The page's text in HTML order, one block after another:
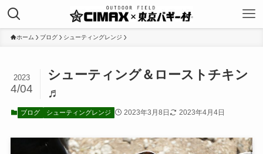
ホーム ブログ シューティングレンジ
シューティング＆ローストチキン
♬
2023
4/04
ブログ シューティングレンジ 2023年3月8日 2023年4月4日